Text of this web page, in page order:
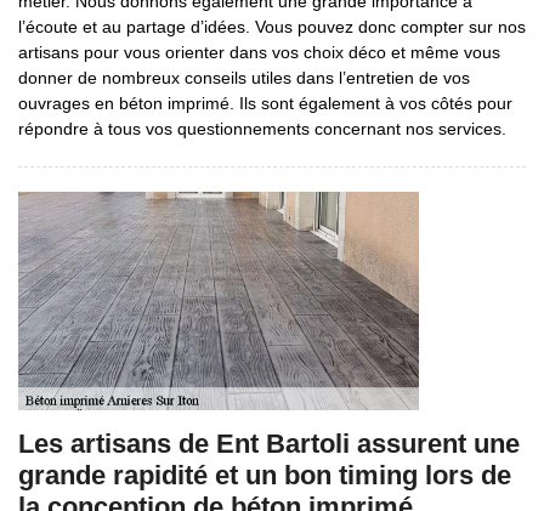
l’écoute et au partage d’idées. Vous pouvez donc compter sur nos
artisans pour vous orienter dans vos choix déco et même vous
donner de nombreux conseils utiles dans l’entretien de vos
ouvrages en béton imprimé. Ils sont également à vos côtés pour
répondre à tous vos questionnements concernant nos services.
Les artisans de Ent Bartoli assurent une
grande rapidité et un bon timing lors de